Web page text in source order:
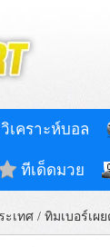
วิเคราะห์บอล
ทีเด็ดมวย
ะเทศ / ทิมเบอร์เผ